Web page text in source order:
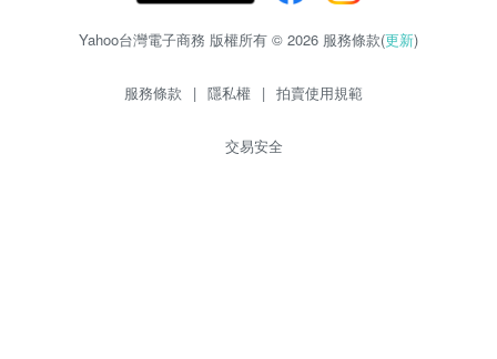
Yahoo台灣電子商務 版權所有 © 2026 服務條款(更新)
服務條款 | 隱私權 | 拍賣使用規範
交易安全